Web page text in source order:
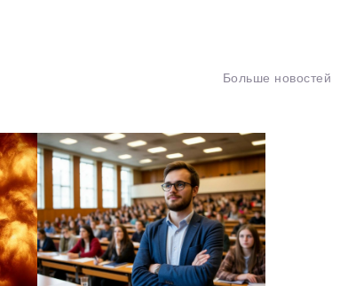
Больше новостей